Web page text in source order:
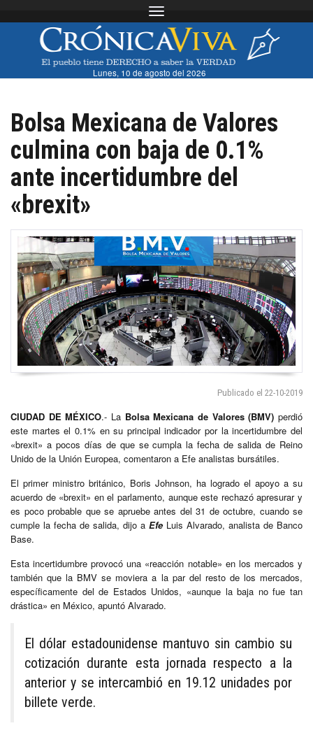
Toggle navigation
Lunes, 10 de agosto del 2026
Bolsa Mexicana de Valores
culmina con baja de 0.1%
ante incertidumbre del
«brexit»
Publicado el 22-10-2019
CIUDAD DE MÉXICO.- La Bolsa Mexicana de Valores (BMV) perdió
este martes el 0.1% en su principal indicador por la incertidumbre del
«brexit» a pocos días de que se cumpla la fecha de salida de Reino
Unido de la Unión Europea, comentaron a Efe analistas bursátiles.
El primer ministro británico, Boris Johnson, ha logrado el apoyo a su
acuerdo de «brexit» en el parlamento, aunque este rechazó apresurar y
es poco probable que se apruebe antes del 31 de octubre, cuando se
cumple la fecha de salida, dijo a EfeLuis Alvarado, analista de Banco
Base.
Esta incertidumbre provocó una «reacción notable» en los mercados y
también que la BMV se moviera a la par del resto de los mercados,
específicamente del de Estados Unidos, «aunque la baja no fue tan
drástica» en México, apuntó Alvarado.
El dólar estadounidense mantuvo sin cambio su
cotización durante esta jornada respecto a la
anterior y se intercambió en 19.12 unidades por
billete verde.